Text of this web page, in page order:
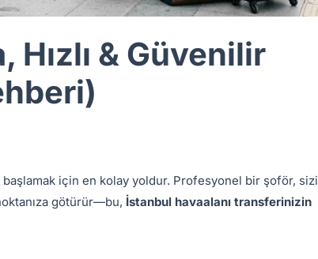
Hızlı & Güvenilir
için en kolay yoldur. Profesyonel bir şoför, sizi
götürür—bu, İstanbul havaalanı transferinizin